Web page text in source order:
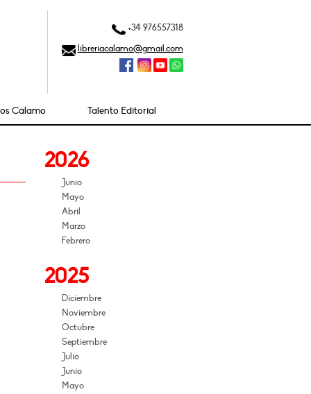
+34 976557318
libreriacalamo@gmail.com
Cálamo Talento Editorial
2026
Junio
Mayo
Abril
Marzo
Febrero
2025
Diciembre
Noviembre
Octubre
Septiembre
Julio
Junio
Mayo